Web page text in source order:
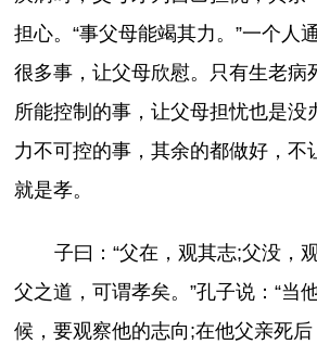
担心。“事父母能竭其力。”一个人
很多事，让父母欣慰。只有生老病
所能控制的事，让父母担忧也是没
力不可控的事，其余的都做好，不
就是孝。
子曰：“父在，观其志;父没，
父之道，可谓孝矣。”孔子说：“当
候，要观察他的志向;在他父亲死